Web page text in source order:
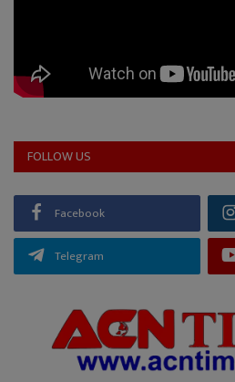
FOLLOW US
Facebook
Telegram